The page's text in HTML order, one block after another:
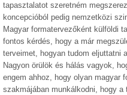
tapasztalatot szeretném
koncepcióból pedig nemzetközi
Magyar formatervezőként külföldi
fontos kérdés, hogy a már
terveimet, hogyan tudom eljuttatni
Nagyon örülök és hálás vagyok,
engem ahhoz, hogy olyan magyar
szakmájában munkálkodni, hogy